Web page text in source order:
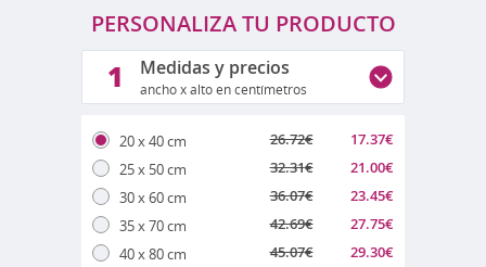
PERSONALIZA TU PRODUCTO
1 Medidas y precios
ancho x alto en centímetros
20 x 40 cm
25 x 50 cm
30 x 60 cm
35 x 70 cm
40 x 80 cm
26.72€
32.31€
36.07€
42.69€
45.07€
17.37€
21.00€
23.45€
27.75€
29.30€